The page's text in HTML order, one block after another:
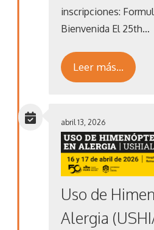
inscripciones:
Bienvenida El 25th…
Leer más…
abril 13, 2026
Uso de
Alergia